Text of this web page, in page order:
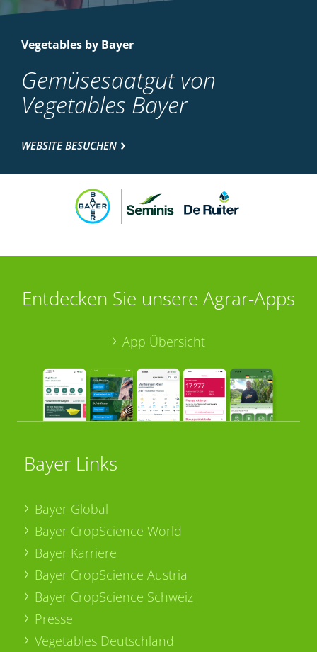
Vegetables by Bayer
Gemüsesaatgut von
Vegetables Bayer
WEBSITE BESUCHEN
Entdecken Sie unsere Agrar-Apps
App Übersicht
Bayer Links
Bayer Global
Bayer CropScience World
Bayer Karriere
Bayer CropScience Austria
Bayer CropScience Schweiz
Presse
Vegetables Deutschland